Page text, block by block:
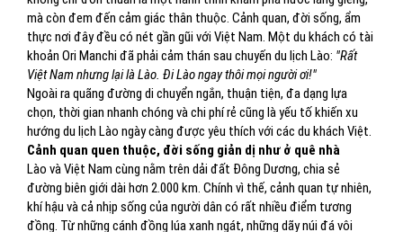
mà còn đem đến cảm giác thân thuộc. Cảnh quan, đời sống, ẩm
thực nơi đây đều có nét gần gũi với Việt Nam. Một du khách có tài
khoản Ori Manchi đã phải cảm thán sau chuyến du lịch Lào: "Rất
Việt Nam nhưng lại là Lào. Đi Lào ngay thôi mọi người ơi!"
Ngoài ra quãng đường di chuyển ngắn, thuận tiện, đa dạng lựa
chọn, thời gian nhanh chóng và chi phí rẻ cũng là yếu tố khiến xu
hướng du lịch Lào ngày càng được yêu thích với các du khách Việt.
Cảnh quan quen thuộc, đời sống giản dị như ở quê nhà
Lào và Việt Nam cùng nằm trên dải đất Đông Dương, chia sẻ
đường biên giới dài hơn 2.000 km. Chính vì thế, cảnh quan tự nhiên,
khí hậu và cả nhịp sống của người dân có rất nhiều điểm tương
đồng. Từ những cánh đồng lúa xanh ngát, những dãy núi đá vôi